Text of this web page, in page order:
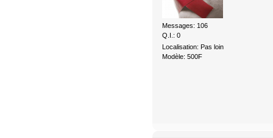
Messages: 106
Q.I.: 0
Localisation: Pas loin
Modèle: 500F